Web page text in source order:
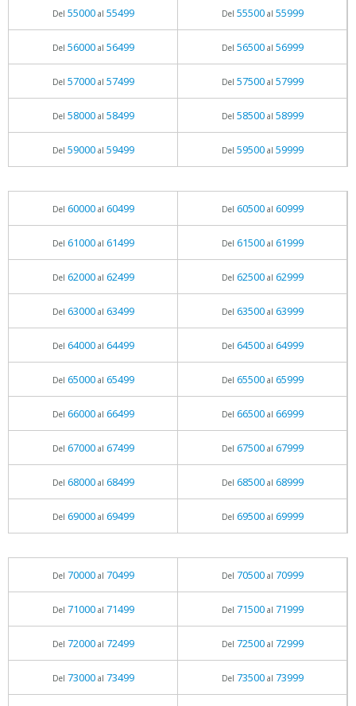
Del 55000al 55499 Del 55500al 55999
Del 56000al 56499 Del 56500al 56999
Del 57000al 57499 Del 57500al 57999
Del 58000al 58499 Del 58500al 58999
Del 59000al 59499 Del 59500al 59999
Del 60000al 60499 Del 60500al 60999
Del 61000al 61499 Del 61500al 61999
Del 62000al 62499 Del 62500al 62999
Del 63000al 63499 Del 63500al 63999
Del 64000al 64499 Del 64500al 64999
Del 65000al 65499 Del 65500al 65999
Del 66000al 66499 Del 66500al 66999
Del 67000al 67499 Del 67500al 67999
Del 68000al 68499 Del 68500al 68999
Del 69000al 69499 Del 69500al 69999
Del 70000al 70499 Del 70500al 70999
Del 71000al 71499 Del 71500al 71999
Del 72000al 72499 Del 72500al 72999
Del 73000al 73499 Del 73500al 73999